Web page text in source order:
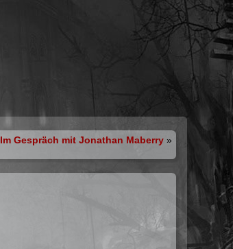
Im Gespräch mit Jonathan Maberry »